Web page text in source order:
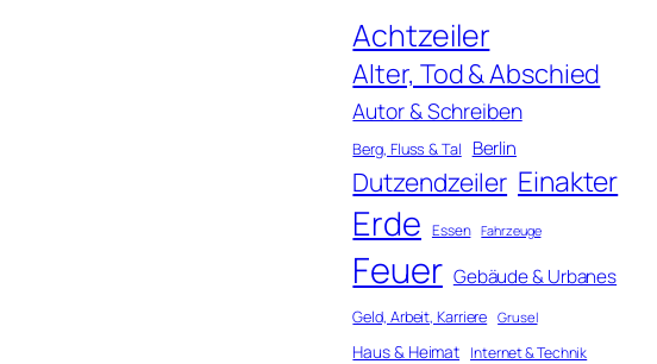
Achtzeiler
Alter, Tod & Abschied
Autor & Schreiben
Berg, Fluss & Tal Berlin
Dutzendzeiler Einakter
Erde Essen Fahrzeuge
Feuer Gebäude & Urbanes
Geld, Arbeit, Karriere Grusel
Haus & Heimat Internet & Technik